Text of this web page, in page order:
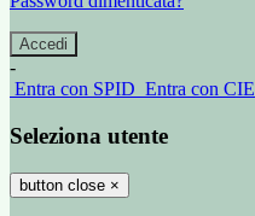
-
Entra con SPID Entra con CIE
Seleziona utente
button close ×